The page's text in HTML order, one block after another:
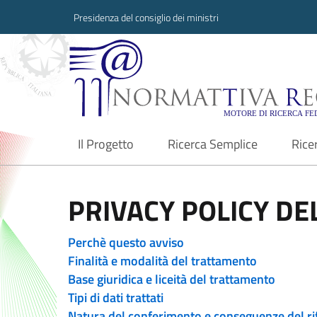
Presidenza del consiglio dei ministri
Normattiva
Il Progetto
current Ricerca Semplice
PRIVACY POLICY
Perchè questo avviso
Finalità e modalità del trattamento
Base giuridica e liceità del trattamento
Tipi di dati trattati